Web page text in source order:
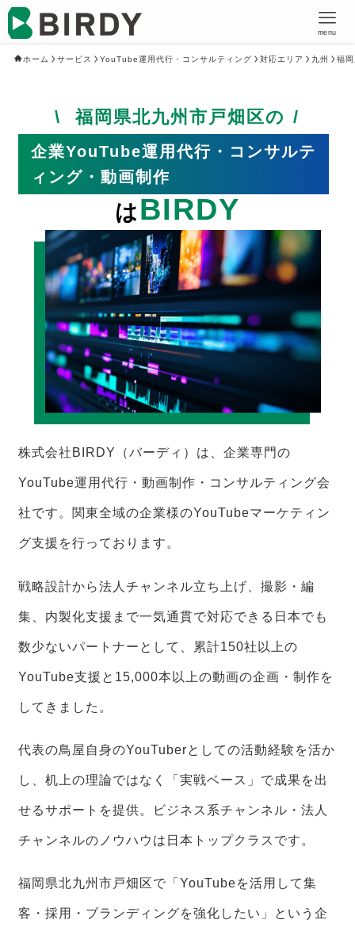
menu
ホーム サービス YouTube運用代行・コンサルティング 対応エリア 九州 福
福岡県北九州市戸畑区の
企業YouTube運用代行・コンサルテ
ィング・動画制作
はBIRDY
株式会社BIRDY（バーディ）は、企業専門の
YouTube運用代行・動画制作・コンサルティング会
社です。関東全域の企業様のYouTubeマーケティン
グ支援を行っております。
戦略設計から法人チャンネル立ち上げ、撮影・編
集、内製化支援まで一気通貫で対応できる日本でも
数少ないパートナーとして、累計150社以上の
YouTube支援と15,000本以上の動画の企画・制作を
してきました。
代表の鳥屋自身のYouTuberとしての活動経験を活か
し、机上の理論ではなく「実戦ベース」で成果を出
せるサポートを提供。ビジネス系チャンネル・法人
チャンネルのノウハウは日本トップクラスです。
福岡県北九州市戸畑区で「YouTubeを活用して集
客・採用・ブランディングを強化したい」という企